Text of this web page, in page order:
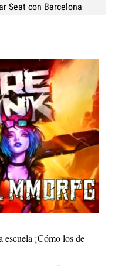
Seat con Barcelona
¡Cómo los de